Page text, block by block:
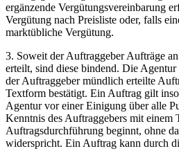
ergänzende Vergütungsvereinbarung
Vergütung nach Preisliste oder, falls
marktübliche Vergütung.
3. Soweit der Auftraggeber Aufträge
erteilt, sind diese bindend. Die
der Auftraggeber mündlich erteilte
Textform bestätigt. Ein Auftrag gilt
Agentur vor einer Einigung über alle
Kenntnis des Auftraggebers mit einem
Auftragsdurchführung beginnt, ohne
widerspricht. Ein Auftrag kann durch